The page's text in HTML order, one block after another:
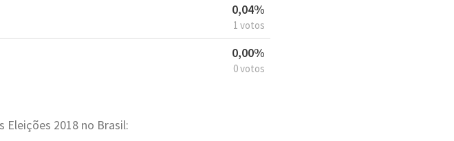
0,04%
1 votos
0,00%
0 votos
Eleições 2018 no Brasil: